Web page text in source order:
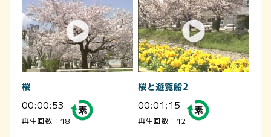
桜
00:00:53
再生回数：18
桜と遊覧船2
00:01:15
再生回数：12